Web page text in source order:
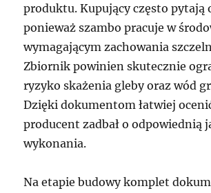
produktu. Kupujący często pytają
ponieważ szambo pracuje w
wymagającym zachowania
Zbiornik powinien skutecznie
ryzyko skażenia gleby oraz wód
Dzięki dokumentom łatwiej
producent zadbał o odpowiednią
wykonania.
Na etapie budowy komplet